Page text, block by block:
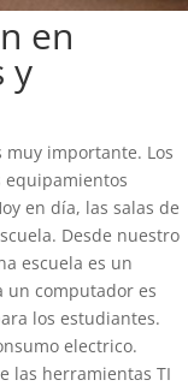
en
y
muy importante. Los
equipamientos
en día, las salas de
Desde nuestro
escuela es un
un computador es
los estudiantes.
electrico.
las herramientas TI